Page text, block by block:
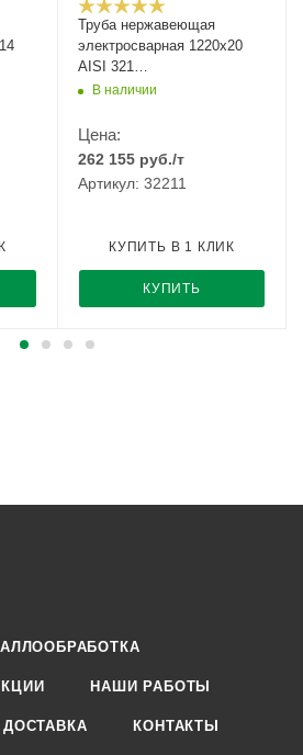
Труба нержавеющая
электросварная 1220х20
AISI 321
12Х18Н10Т/08Х18Н10Т
В наличии
Цена:
262 155 руб./т
Артикул: 32211
КУПИТЬ
КУПИТЬ В 1 КЛИК
НАШИ РАБОТЫ
ДОСТАВКА КОНТАКТЫ